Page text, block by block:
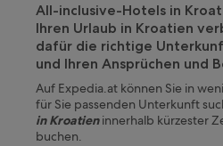
All-inclusive-Hotels in
Ihren Urlaub in Kroatien
dafür die richtige
und Ihren Ansprüchen und
Auf Expedia.at können Sie in
für Sie passenden Unterkunft
in Kroatieninnerhalb kürzester
buchen.